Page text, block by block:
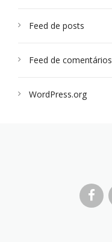
Feed de posts
Feed de comentários
WordPress.org